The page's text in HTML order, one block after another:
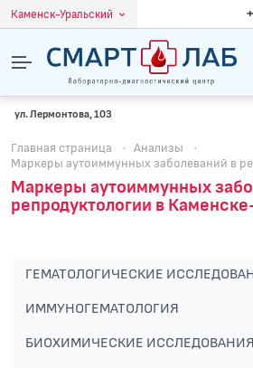
Каменск-Уральский
ул. Лермонтова, 103
Главная страница · Анализы
·
Маркеры аутоиммунных заболеваний в
Маркеры аутоиммунных
репродуктологии в
ГЕМАТОЛОГИЧЕСКИЕ
ИММУНОГЕМАТОЛОГИЯ
БИОХИМИЧЕСКИЕ